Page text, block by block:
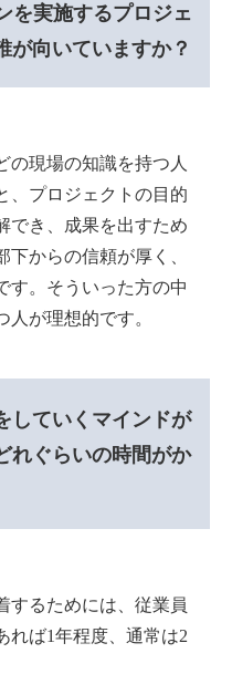
を実施するプロジェ
が向いていますか？
の現場の知識を持つ人
、プロジェクトの目的
でき、成果を出すため
からの信頼が厚く、
す。そういった方の中
が理想的です。
していくマインドが
れぐらいの時間がか
するためには、従業員
れば1年程度、通常は2